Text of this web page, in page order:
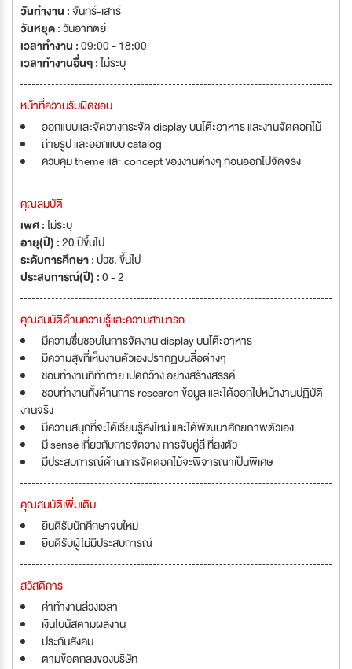
วันทำงาน :จันทร์-เสาร์
วันหยุด :วันอาทิตย์
เวลาทำงาน :09:00 - 18:00
เวลาทำงานอื่นๆ :ไม่ระบุ
หน้าที่ความรับผิดชอบ
ออกแบบและจัดวางกระจัด display บนโต๊ะอาหาร และงานจัดดอกไม้
ถ่ายรูป และออกแบบ catalog
ควบคุม theme และ concept ของงานต่างๆ ก่อนออกไปจัดจริง
คุณสมบัติ
เพศ :ไม่ระบุ
อายุ(ปี) :20 ปีขึ้นไป
ระดับการศึกษา :ปวช. ขึ้นไป
ประสบการณ์(ปี) :0 - 2
คุณสมบัติด้านความรู้และความสามารถ
มีความชื่นชอบในการจัดงาน display บนโต๊ะอาหาร
มีความสุขที่เห็นงานตัวเองปรากฏบนสื่อต่างๆ
ชอบทำงานที่ท้าทาย เปิดกว้าง อย่างสร้างสรรค์
ชอบทำงานทั้งด้านการ research ข้อมูล และได้ออกไปหน้างานปฏิบัติ
งานจริง
มีความสนุกที่จะได้เรียนรู้สิ่งใหม่ และได้พัฒนาศักยภาพตัวเอง
มี sense เกี่ยวกับการจัดวาง การจับคู่สี ที่ลงตัว
มีประสบการณ์ด้านการจัดดอกไม้จะพิจารณาเป็นพิเศษ
คุณสมบัติเพิ่มเติม
ยินดีรับนักศึกษาจบใหม่
ยินดีรับผู้ไม่มีประสบการณ์
สวัสดิการ
ค่าทำงานล่วงเวลา
เงินโบนัสตามผลงาน
ประกันสังคม
ตามข้อตกลงของบริษัท